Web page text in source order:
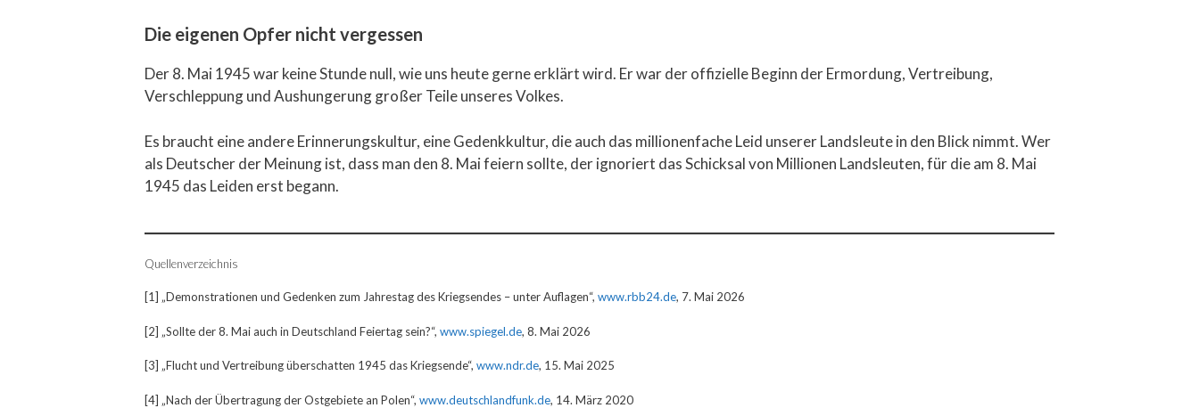
Die eigenen Opfer nicht vergessen
Der 8. Mai 1945 war keine Stunde null, wie uns heute gerne erklärt wird. Er war der offizielle Beginn der Ermordung, Vertreibung,
Verschleppung und Aushungerung großer Teile unseres Volkes.
Es braucht eine andere Erinnerungskultur, eine Gedenkkultur, die auch das millionenfache Leid unserer Landsleute in den Blick nimmt. Wer
als Deutscher der Meinung ist, dass man den 8. Mai feiern sollte, der ignoriert das Schicksal von Millionen Landsleuten, für die am 8. Mai
1945 das Leiden erst begann.
Quellenverzeichnis
[1] „Demonstrationen und Gedenken zum Jahrestag des Kriegsendes – unter Auflagen“, www.rbb24.de, 7. Mai 2026
[2] „Sollte der 8. Mai auch in Deutschland Feiertag sein?“, www.spiegel.de, 8. Mai 2026
[3] „Flucht und Vertreibung überschatten 1945 das Kriegsende“, www.ndr.de, 15. Mai 2025
[4] „Nach der Übertragung der Ostgebiete an Polen“, www.deutschlandfunk.de, 14. März 2020